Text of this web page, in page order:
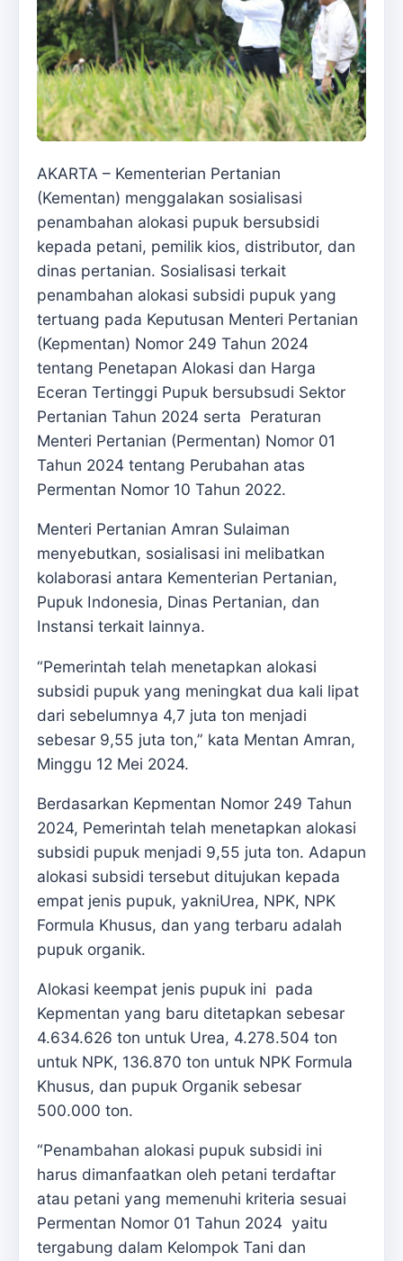
AKARTA – Kementerian Pertanian
(Kementan) menggalakan sosialisasi
penambahan alokasi pupuk bersubsidi
kepada petani, pemilik kios, distributor, dan
dinas pertanian. Sosialisasi terkait
penambahan alokasi subsidi pupuk yang
tertuang pada Keputusan Menteri Pertanian
(Kepmentan) Nomor 249 Tahun 2024
tentang Penetapan Alokasi dan Harga
Eceran Tertinggi Pupuk bersubsudi Sektor
Pertanian Tahun 2024 serta Peraturan
Menteri Pertanian (Permentan) Nomor 01
Tahun 2024 tentang Perubahan atas
Permentan Nomor 10 Tahun 2022.
Menteri Pertanian Amran Sulaiman
menyebutkan, sosialisasi ini melibatkan
kolaborasi antara Kementerian Pertanian,
Pupuk Indonesia, Dinas Pertanian, dan
Instansi terkait lainnya.
“Pemerintah telah menetapkan alokasi
subsidi pupuk yang meningkat dua kali lipat
dari sebelumnya 4,7 juta ton menjadi
sebesar 9,55 juta ton,” kata Mentan Amran,
Minggu 12 Mei 2024.
Berdasarkan Kepmentan Nomor 249 Tahun
2024, Pemerintah telah menetapkan alokasi
subsidi pupuk menjadi 9,55 juta ton. Adapun
alokasi subsidi tersebut ditujukan kepada
empat jenis pupuk, yakniUrea, NPK, NPK
Formula Khusus, dan yang terbaru adalah
pupuk organik.
Alokasi keempat jenis pupuk ini pada
Kepmentan yang baru ditetapkan sebesar
4.634.626 ton untuk Urea, 4.278.504 ton
untuk NPK, 136.870 ton untuk NPK Formula
Khusus, dan pupuk Organik sebesar
500.000 ton.
“Penambahan alokasi pupuk subsidi ini
harus dimanfaatkan oleh petani terdaftar
atau petani yang memenuhi kriteria sesuai
Permentan Nomor 01 Tahun 2024 yaitu
tergabung dalam Kelompok Tani dan